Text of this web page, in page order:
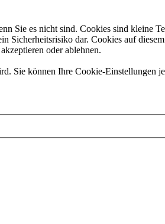
Sie es nicht sind. Cookies sind kleine
Sicherheitsrisiko dar. Cookies auf
oder ablehnen.
Sie können Ihre Cookie-Einstellungen